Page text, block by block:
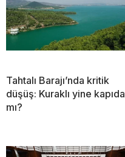
Tahtalı Barajı’nda kritik
düşüş: Kuraklı yine kapıda
mı?